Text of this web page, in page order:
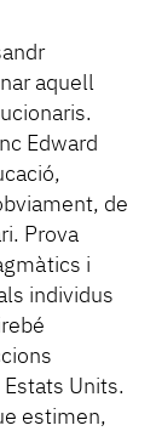
aquell
Edward
de
Prova
i
individus
Units.
estimen,